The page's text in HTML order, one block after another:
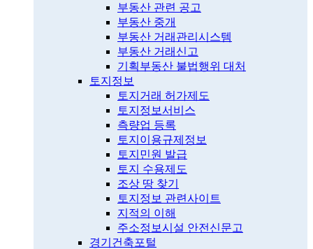
부동산 관련 공고
부동산 중개
부동산 거래관리시스템
부동산 거래신고
기획부동산 불법행위 대처
토지정보
토지거래 허가제도
토지정보서비스
측량업 등록
토지이용규제정보
토지민원 발급
토지 수용제도
조상 땅 찾기
토지정보 관련사이트
지적의 이해
주소정보시설 안전신문고
경기건축포털